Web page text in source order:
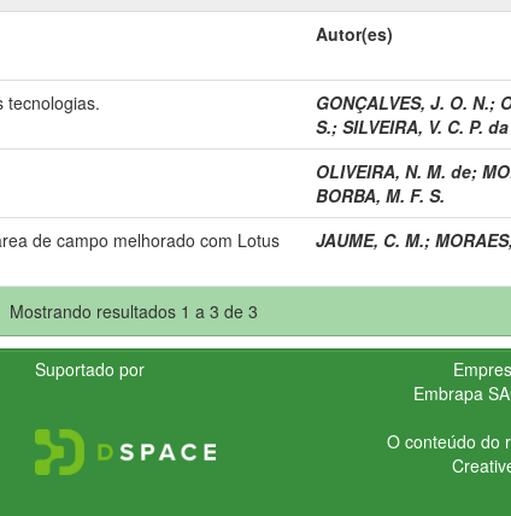
Autor(es)
tecnologias. GONÇALVES, J. O. N.;
S.; SILVEIRA, V. C. P. da
OLIVEIRA, N. M. de;
BORBA, M. F. S.
de campo melhorado com Lotus
JAUME, C. M.;
Mostrando resultados 1 a 3 de 3
Suportado por
Embrapa
O conteúdo do